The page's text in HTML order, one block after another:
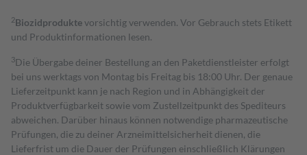
2Biozidproduktevorsichtig verwenden. Vor Gebrauch stets Etikett
und Produktinformationen lesen.
3Die Übergabe deiner Bestellung an den Paketdienstleister erfolgt
bei uns werktags von Montag bis Freitag bis 18:00 Uhr. Der genaue
Lieferzeitpunkt kann je nach Region und in Abhängigkeit der
Produktverfügbarkeit sowie vom Zustellzeitpunkt des Spediteurs
abweichen. Darüber hinaus können notwendige pharmazeutische
Prüfungen, die zu deiner Arzneimittelsicherheit dienen, die
Lieferfrist um die Dauer der Prüfungen einschließlich Klärungen